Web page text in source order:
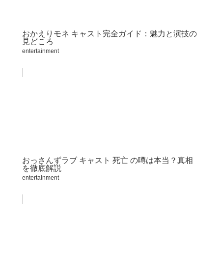
おかえりモネ キャスト完全ガイド：魅力と演技の
見どころ
entertainment
おっさんずラブ キャスト 死亡 の噂は本当？真相
を徹底解説
entertainment